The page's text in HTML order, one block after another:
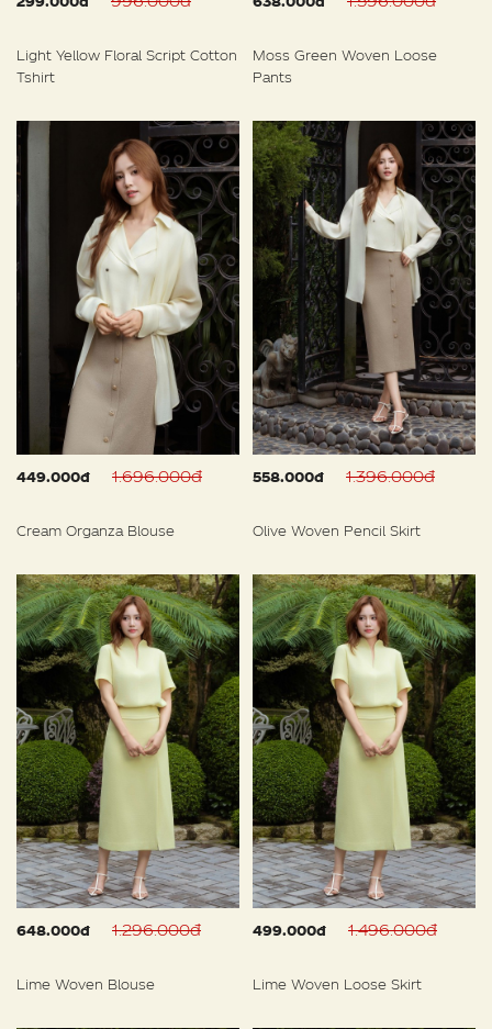
Light Yellow Floral Script Cotton
Tshirt
Moss Green Woven Loose
Pants
449.000đ 1.696.000đ
Cream Organza Blouse
558.000đ 1.396.000đ
Olive Woven Pencil Skirt
648.000đ 1.296.000đ
Lime Woven Blouse
499.000đ 1.496.000đ
Lime Woven Loose Skirt